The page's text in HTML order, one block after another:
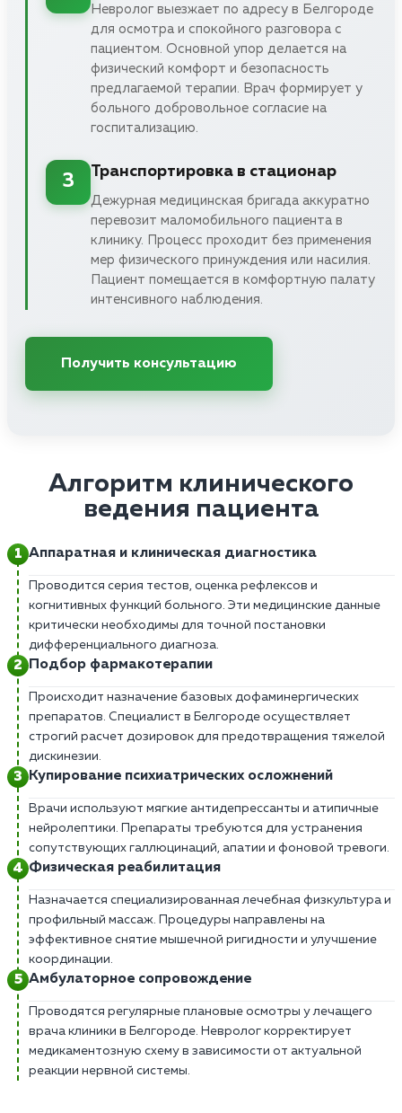
Невролог выезжает по адресу в Белгороде
для осмотра и спокойного разговора с
пациентом. Основной упор делается на
физический комфорт и безопасность
предлагаемой терапии. Врач формирует у
больного добровольное согласие на
госпитализацию.
3
Транспортировка в стационар
Дежурная медицинская бригада аккуратно
перевозит маломобильного пациента в
клинику. Процесс проходит без применения
мер физического принуждения или насилия.
Пациент помещается в комфортную палату
интенсивного наблюдения.
Получить консультацию
Алгоритм клинического
ведения пациента
Аппаратная и клиническая диагностика
Проводится серия тестов, оценка рефлексов и
когнитивных функций больного. Эти медицинские данные
критически необходимы для точной постановки
дифференциального диагноза.
Подбор фармакотерапии
Происходит назначение базовых дофаминергических
препаратов. Специалист в Белгороде осуществляет
строгий расчет дозировок для предотвращения тяжелой
дискинезии.
Купирование психиатрических осложнений
Врачи используют мягкие антидепрессанты и атипичные
нейролептики. Препараты требуются для устранения
сопутствующих галлюцинаций, апатии и фоновой тревоги.
Физическая реабилитация
Назначается специализированная лечебная физкультура и
профильный массаж. Процедуры направлены на
эффективное снятие мышечной ригидности и улучшение
координации.
Амбулаторное сопровождение
Проводятся регулярные плановые осмотры у лечащего
врача клиники в Белгороде. Невролог корректирует
медикаментозную схему в зависимости от актуальной
реакции нервной системы.